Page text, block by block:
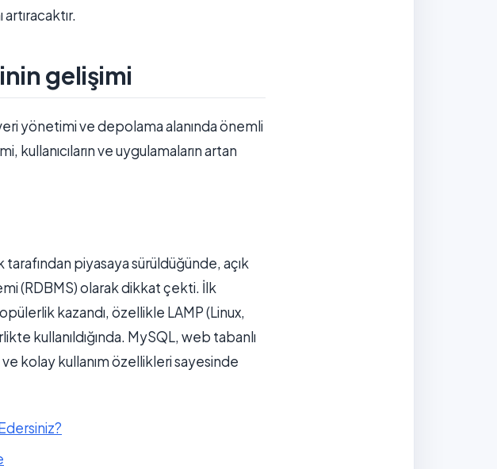
gelişimi
yönetimi ve depolama alanında önemli
ve uygulamaların artan
tarafından piyasaya sürüldüğünde, açık
(RDBMS) olarak dikkat çekti. İlk
kazandı, özellikle LAMP (Linux,
kullanıldığında. MySQL, web tabanlı
ve kolay kullanım özellikleri sayesinde